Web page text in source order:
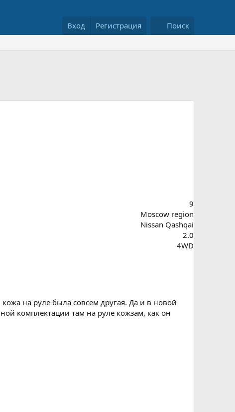
Вход Регистрация Поиск
9
Moscow region
Nissan Qashqai
2.0
4WD
на руле была совсем другая. Да и в новой
комплектации там на руле кожзам, как он